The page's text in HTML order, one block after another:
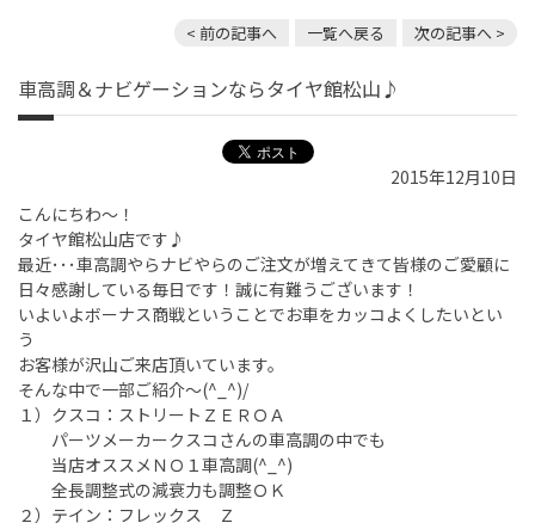
< 前の記事へ 一覧へ戻る 次の記事へ >
車高調＆ナビゲーションならタイヤ館松山♪
2015年12月10日
こんにちわ～！
タイヤ館松山店です♪
最近･･･車高調やらナビやらのご注文が増えてきて皆様のご愛顧に
日々感謝している毎日です！誠に有難うございます！
いよいよボーナス商戦ということでお車をカッコよくしたいとい
う
お客様が沢山ご来店頂いています。
そんな中で一部ご紹介～(^_^)/
１）クスコ：ストリートＺＥＲＯＡ
パーツメーカークスコさんの車高調の中でも
当店オススメＮＯ１車高調(^_^)
全長調整式の減衰力も調整ＯＫ
２）テイン：フレックス Ｚ